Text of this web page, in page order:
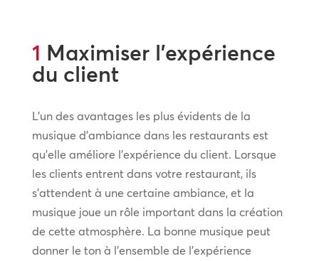
1 Maximiser l’expérience
du client
L’un des avantages les plus évidents de la
musique d’ambiance dans les restaurants est
qu’elle améliore l’expérience du client. Lorsque
les clients entrent dans votre restaurant, ils
s’attendent à une certaine ambiance, et la
musique joue un rôle important dans la création
de cette atmosphère. La bonne musique peut
donner le ton à l’ensemble de l’expérience